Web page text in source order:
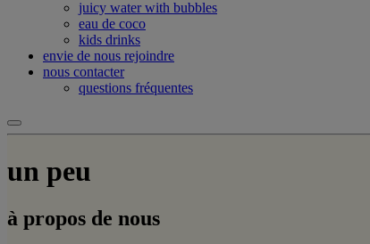
juicy water with bubbles
eau de coco
kids drinks
envie de nous rejoindre
nous contacter
questions fréquentes
un peu
à propos de nous